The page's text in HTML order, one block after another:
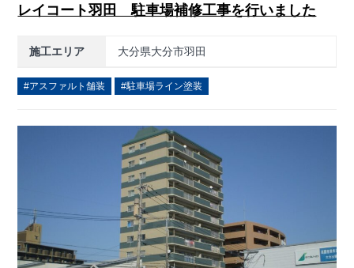
レイコート羽田 駐車場補修工事を行いました
施工エリア 大分県大分市羽田
アスファルト舗装 駐車場ライン塗装